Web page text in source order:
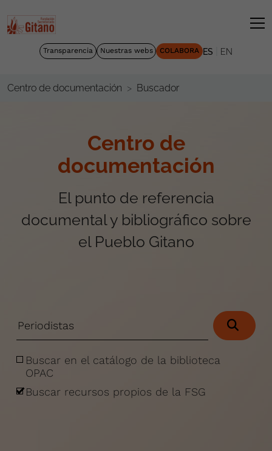
Transparencia Nuestras webs COLABORA ES EN
Centro de documentación Buscador
Centro de
documentación
El punto de referencia
documental y bibliográfico sobre
el Pueblo Gitano
Buscar en el catálogo de la biblioteca
OPAC
Buscar recursos propios de la FSG